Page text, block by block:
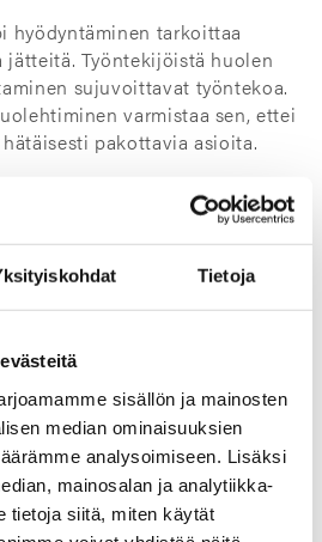
Tietoja
sisällön ja mainosten
median ominaisuuksien
analysoimiseen. Lisäksi
mainosalan ja analytiikka-
tietoja siitä, miten käytät
hyödyntäminen tarkoittaa
jätteitä. Työntekijöistä huolen
sujuvoittavat työntekoa.
varmistaa sen, ettei
pakottavia asioita.
rohkeasti, kun
tehdä asioita viisaammin.
kansainvälisessä kehityksessä
Opimme jatkuvasti uutta ja
kysymyksiin.
tulevaisuudessa –
edellä
direktiivi tiukentuu ja uusi
astuu voimaan 2025.
raportointia jo nyt. TT